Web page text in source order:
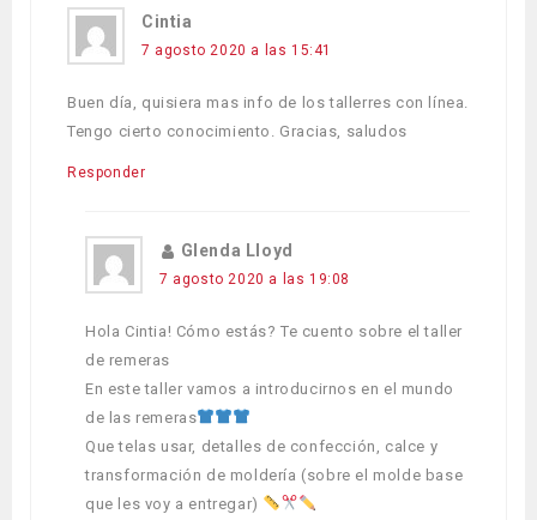
Cintia
7 agosto 2020 a las 15:41
Buen día, quisiera mas info de los tallerres con línea.
Tengo cierto conocimiento. Gracias, saludos
Responder
Glenda Lloyd
7 agosto 2020 a las 19:08
Hola Cintia! Cómo estás? Te cuento sobre el taller
de remeras
En este taller vamos a introducirnos en el mundo
de las remeras
Que telas usar, detalles de confección, calce y
transformación de moldería (sobre el molde base
que les voy a entregar)